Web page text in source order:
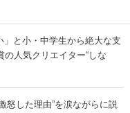
」と小・中学生から絶大な支
怒した理由”を涙ながらに説